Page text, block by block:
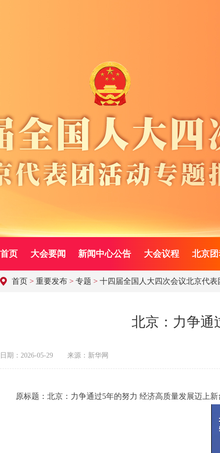
首页 大会要闻 新闻中心公告 大会议程 北京
首页 > 重要发布 > 专题 > 十四届全国人大四次会议北京代
北京：力争通
日期：2026-05-29 来源：新华网
原标题：北京：力争通过5年的努力 经济高质量发展迈上